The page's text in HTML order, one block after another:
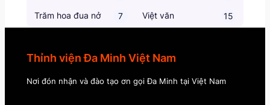
Trăm hoa đua nở 7 Việt văn 15
Thỉnh viện Đa Minh Việt Nam
Nơi đón nhận và đào tạo ơn gọi Đa Minh tại Việt Nam